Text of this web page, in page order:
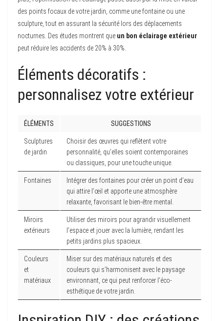
des points focaux de votre jardin, comme une fontaine ou une
sculpture, tout en assurant la sécurité lors des déplacements
nocturnes. Des études montrent que un bon éclairage extérieur
peut réduire les accidents de 20% à 30%.
Éléments décoratifs :
personnalisez votre extérieur
ÉLÉMENTS SUGGESTIONS
Sculptures
de jardin
Choisir des œuvres qui reflètent votre
personnalité, qu’elles soient contemporaines
ou classiques, pour une touche unique.
Fontaines
Intégrer des fontaines pour créer un point d’eau
qui attire l’œil et apporte une atmosphère
relaxante, favorisant le bien-être mental.
Miroirs
extérieurs
Utiliser des miroirs pour agrandir visuellement
l’espace et jouer avec la lumière, rendant les
petits jardins plus spacieux.
Couleurs
et
matériaux
Miser sur des matériaux naturels et des
couleurs qui s’harmonisent avec le paysage
environnant, ce qui peut renforcer l’éco-
esthétique de votre jardin.